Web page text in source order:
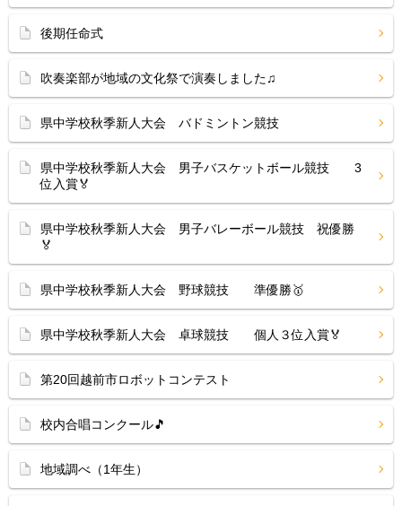
後期任命式
吹奏楽部が地域の文化祭で演奏しました♫
県中学校秋季新人大会 バドミントン競技
県中学校秋季新人大会 男子バスケットボール競技 3
位入賞🏅
県中学校秋季新人大会 男子バレーボール競技 祝優勝
🏅
県中学校秋季新人大会 野球競技 準優勝🥇
県中学校秋季新人大会 卓球競技 個人３位入賞🏅
第20回越前市ロボットコンテスト
校内合唱コンクール🎵
地域調べ（1年生）